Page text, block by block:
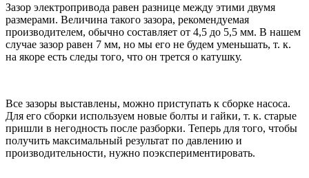
Зазор электропривода равен разнице между этими двумя
размерами. Величина такого зазора, рекомендуемая
производителем, обычно составляет от 4,5 до 5,5 мм. В нашем
случае зазор равен 7 мм, но мы его не будем уменьшать, т. к.
на якоре есть следы того, что он трется о катушку.
Все зазоры выставлены, можно приступать к сборке насоса.
Для его сборки используем новые болты и гайки, т. к. старые
пришли в негодность после разборки. Теперь для того, чтобы
получить максимальный результат по давлению и
производительности, нужно поэкспериментировать.